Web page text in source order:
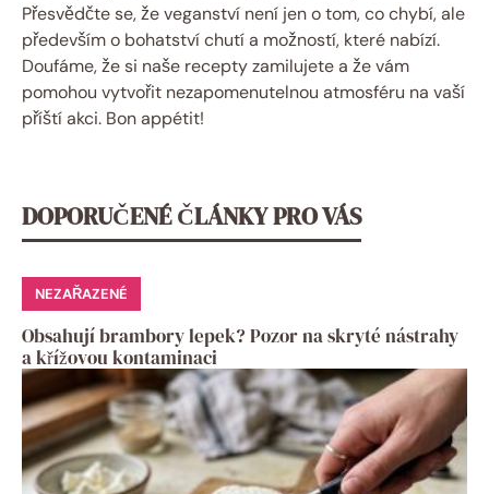
Přesvědčte se, že veganství není jen o tom, co chybí, ale
především o bohatství chutí a možností, které nabízí.
Doufáme, že si naše recepty zamilujete a že vám
pomohou vytvořit nezapomenutelnou atmosféru na vaší
příští akci. Bon appétit!
DOPORUČENÉ ČLÁNKY PRO VÁS
NEZAŘAZENÉ
Obsahují brambory lepek? Pozor na skryté nástrahy
a křížovou kontaminaci